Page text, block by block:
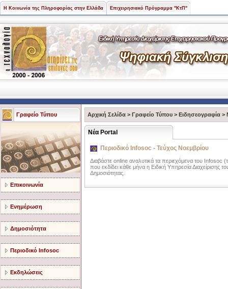
Η Κοινωνία της Πληροφορίας στην Ελλάδα Επιχειρησιακό Πρόγραμμα "ΚτΠ"
Γραφείο Τύπου
Επικοινωνία
Ενημέρωση
Δημοσιότητα
Περιοδικό Infosoc
Εκδηλώσεις
Αρχική Σελίδα > Γραφείο Τύπου > Ειδησεογραφία >
Νέα Portal
Περιοδικό Infosoc - Τεύχος Νοεμβρίου
Διαβάστε online αναλυτικά τα περιεχόμενα του Infosoc
που εκδίδει κάθε μήνα η Ειδική Υπηρεσία
Δημοσιότητας.